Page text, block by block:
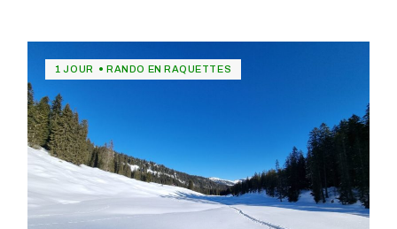
1 JOUR RANDO EN RAQUETTES